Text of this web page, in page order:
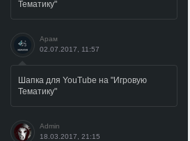
Тематику"
Арам
02.07.2017, 11:57
Шапка для YouTube на "Игровую
Тематику"
Admin
18.03.2017, 21:15